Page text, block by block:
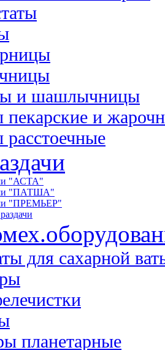
и шашлычницы
и
"АСТА"
"ПАТША"
"ПРЕМЬЕР"
для сахарной
планетарные